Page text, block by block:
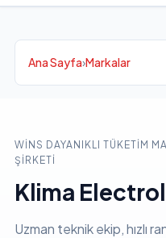
Ana Sayfa›Markalar
WINS DAYANIKLI TÜKETIM
ŞIRKETI
Klima
Uzman teknik ekip, hızlı